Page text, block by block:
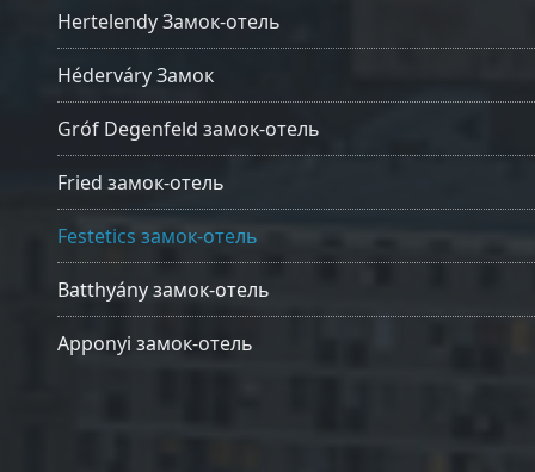
Hertelendy Замок-отель
Héderváry Замок
Gróf Degenfeld замок-отель
Fried замок-отель
Festetics замок-отель
Batthyány замок-отель
Apponyi замок-отель